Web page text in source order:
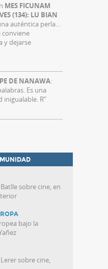
MES FICUNAM
(134): LU BIAN
auténtica perla…
conviene
y dejarse
DE NANAWA:
Es una
inigualable. R”
sobre cine, en
bajo la
sobre cine,